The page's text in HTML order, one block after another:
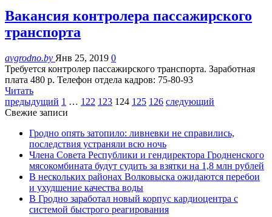
Вакансия контролера пассажирского
транспорта
avgrodno.by Янв 25, 2019 0
Требуется контролер пассажирского транспорта. Заработная
плата 480 р. Телефон отдела кадров: 75-80-93
Читать
предыдущий 1 … 122 123 124 125 126 следующий
Свежие записи
Гродно опять затопило: ливневки не справились,
последствия устраняли всю ночь
Члена Совета Республики и гендиректора Гродненского
мясокомбината будут судить за взятки на 1,8 млн рублей
В нескольких районах Волковыска ожидаются перебои
и ухудшение качества воды
В Гродно заработал новый корпус кардиоцентра с
системой быстрого реагирования